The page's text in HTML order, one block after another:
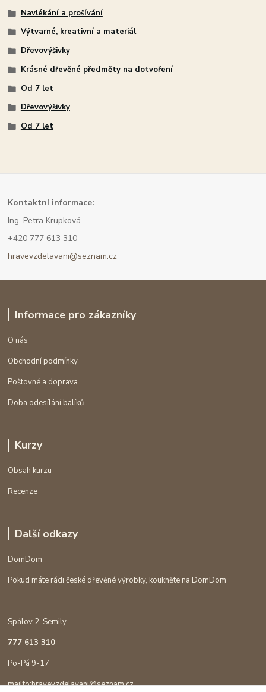
Navlékání a prošívání
Výtvarné, kreativní a materiál
Dřevovýšivky
Krásné dřevěné předměty na dotvoření
Od 7 let
Dřevovýšivky
Od 7 let
Kontaktní informace:
Ing. Petra Krupková
+420 777 613 310
hravevzdelavani@seznam.cz
Informace pro zákazníky
O nás
Obchodní podmínky
Poštovné a doprava
Doba odesílání balíků
Kurzy
Obsah kurzu
Recenze
Další odkazy
DomDom
Pokud máte rádi české dřevěné výrobky, koukněte na DomDom
Spálov 2, Semily
777 613 310
Po-Pá 9-17
mailto:hravevzdelavani@seznam.cz